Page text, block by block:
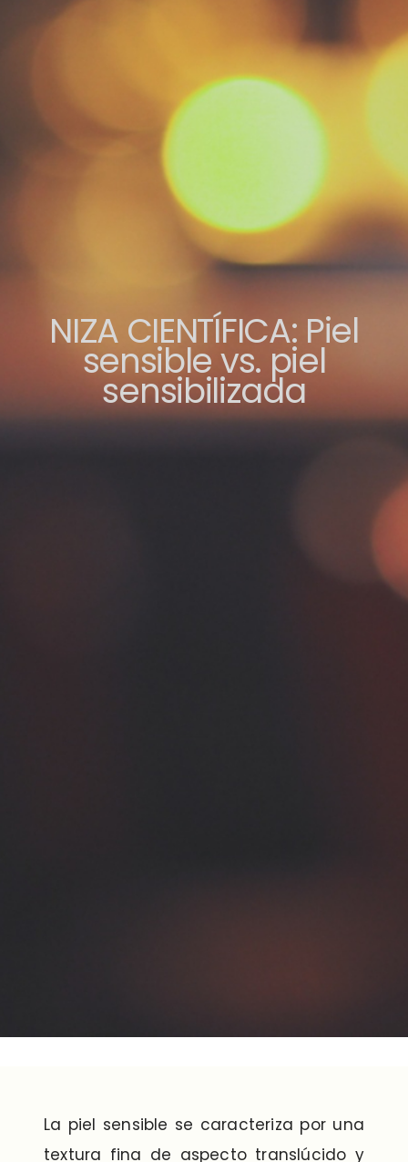
NIZA CIENTÍFICA: Piel
sensible vs. piel
sensibilizada
La piel sensible se caracteriza por una
textura fina de aspecto translúcido y